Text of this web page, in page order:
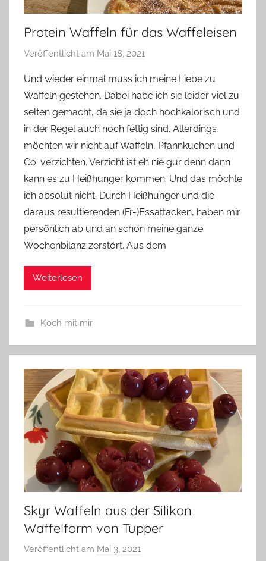
Protein Waffeln für das Waffeleisen
Veröffentlicht am Mai 18, 2021
n
Y
v
o
n
n
e
Und wieder einmal muss ich meine Liebe zu
Waffeln gestehen. Dabei habe ich sie leider viel zu
selten gemacht, da sie ja doch hochkalorisch und
in der Regel auch noch fettig sind. Allerdings
möchten wir nicht auf Waffeln, Pfannkuchen und
Co. verzichten. Verzicht ist eh nie gur denn dann
kann es zu Heißhunger kommen. Und das möchte
ich absolut nicht. Durch Heißhunger und die
daraus resultierenden (Fr-)Essattacken, haben mir
persönlich ab und an schon meine ganze
Wochenbilanz zerstört. Aus dem
Weiterlesen
Koch mit mir
Skyr Waffeln aus der Silikon
Waffelform von Tupper
Veröffentlicht am Mai 3, 2021